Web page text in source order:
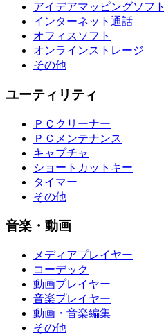
アイデアマッピングソフト
インターネット通話
オフィスソフト
オンラインストレージ
その他
ユーティリティ
ＰＣクリーナー
ＰＣメンテナンス
キャプチャ
ショートカットキー
タイマー
その他
音楽・動画
メディアプレイヤー
コーデック
動画プレイヤー
音楽プレイヤー
動画・音楽編集
その他